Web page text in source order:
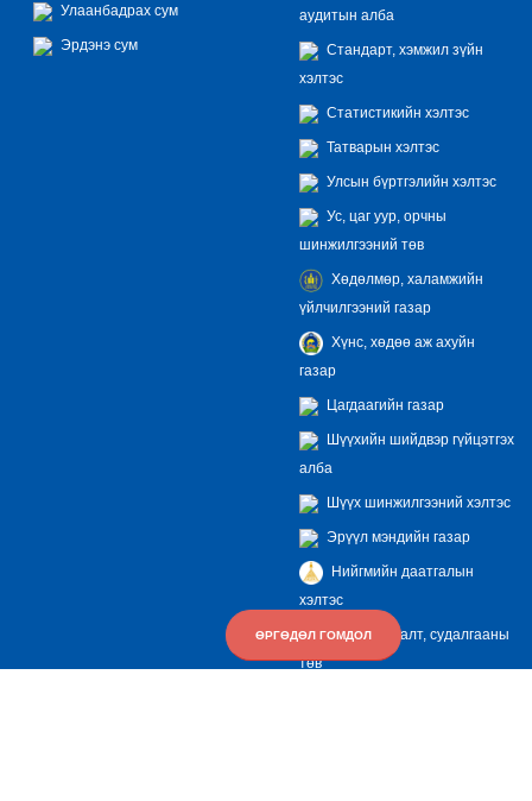
ӨРГӨДӨЛ ГОМДОЛ
Улаанбадрах сум
Эрдэнэ сум
аудитын алба
Стандарт, хэмжил зүйн
хэлтэс
Статистикийн хэлтэс
Татварын хэлтэс
Улсын бүртгэлийн хэлтэс
Ус, цаг уур, орчны
шинжилгээний төв
Хөдөлмөр, халамжийн
үйлчилгээний газар
Хүнс, хөдөө аж ахуйн
газар
Цагдаагийн газар
Шүүхийн шийдвэр гүйцэтгэх
алба
Шүүх шинжилгээний хэлтэс
Эрүүл мэндийн газар
Нийгмийн даатгалын
хэлтэс
Музей сургалт, судалгааны
төв